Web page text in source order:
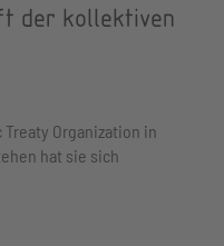
der kollektiven
Treaty Organization in
hat sie sich